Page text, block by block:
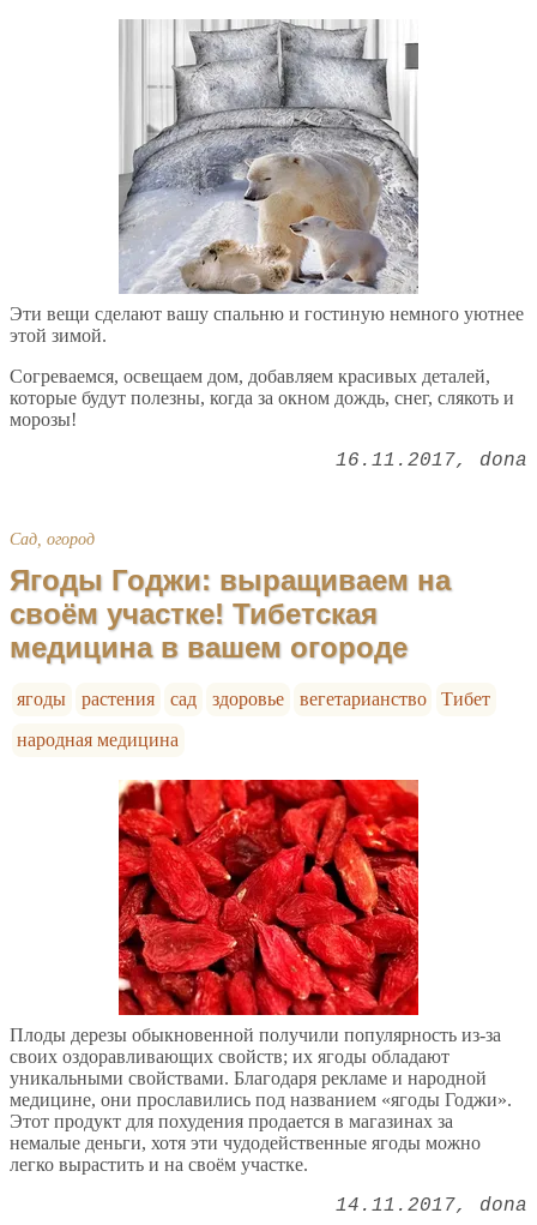
Эти вещи сделают вашу спальню и гостиную немного уютнее
этой зимой.
Согреваемся, освещаем дом, добавляем красивых деталей,
которые будут полезны, когда за окном дождь, снег, слякоть и
морозы!
16.11.2017 dona
Сад, огород
Ягоды Годжи: выращиваем на
своём участке! Тибетская
медицина в вашем огороде
ягоды растения сад здоровье вегетарианство
Тибет
народная медицина
Плоды дерезы обыкновенной получили популярность из-за
своих оздоравливающих свойств; их ягоды обладают
уникальными свойствами. Благодаря рекламе и народной
медицине, они прославились под названием «ягоды Годжи».
Этот продукт для похудения продается в магазинах за
немалые деньги, хотя эти чудодейственные ягоды можно
легко вырастить и на своём участке.
14.11.2017 dona